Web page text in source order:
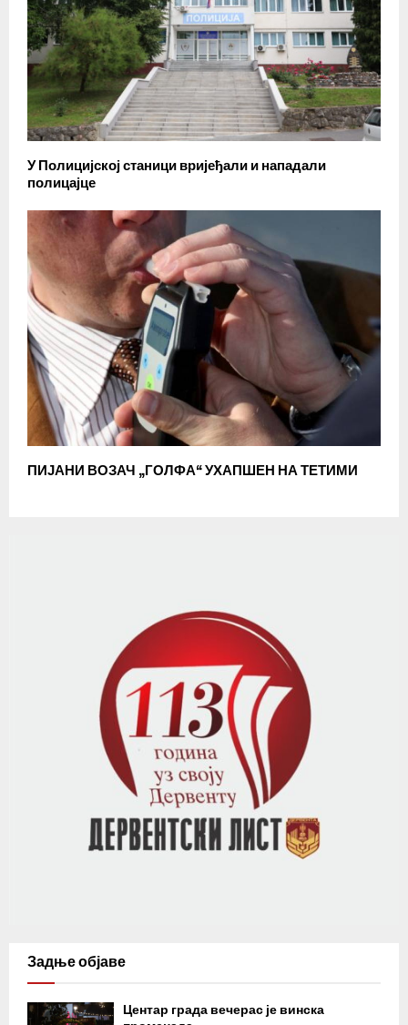
У Полицијској станици вријеђали и нападали
полицајце
ПИЈАНИ ВОЗАЧ „ГОЛФА“ УХАПШЕН НА ТЕТИМИ
Задње објаве
Центар града вечерас је винска